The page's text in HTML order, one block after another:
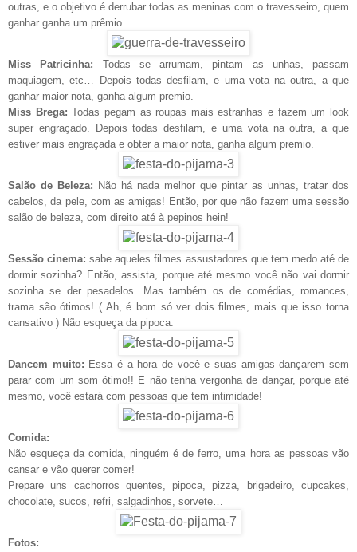
outras, e o objetivo é derrubar todas as meninas com o travesseiro, quem
ganhar ganha um prêmio.
Miss Patricinha: Todas se arrumam, pintam as unhas, passam
maquiagem, etc… Depois todas desfilam, e uma vota na outra, a que
ganhar maior nota, ganha algum premio.
Miss Brega: Todas pegam as roupas mais estranhas e fazem um look
super engraçado. Depois todas desfilam, e uma vota na outra, a que
estiver mais engraçada e obter a maior nota, ganha algum premio.
Salão de Beleza: Não há nada melhor que pintar as unhas, tratar dos
cabelos, da pele, com as amigas! Então, por que não fazem uma sessão
salão de beleza, com direito até à pepinos hein!
Sessão cinema: sabe aqueles filmes assustadores que tem medo até de
dormir sozinha? Então, assista, porque até mesmo você não vai dormir
sozinha se der pesadelos. Mas também os de comédias, romances,
trama são ótimos! ( Ah, é bom só ver dois filmes, mais que isso torna
cansativo ) Não esqueça da pipoca.
Dancem muito: Essa é a hora de você e suas amigas dançarem sem
parar com um som ótimo!! E não tenha vergonha de dançar, porque até
mesmo, você estará com pessoas que tem intimidade!
Comida:
Não esqueça da comida, ninguém é de ferro, uma hora as pessoas vão
cansar e vão querer comer!
Prepare uns cachorros quentes, pipoca, pizza, brigadeiro, cupcakes,
chocolate, sucos, refri, salgadinhos, sorvete…
Fotos: